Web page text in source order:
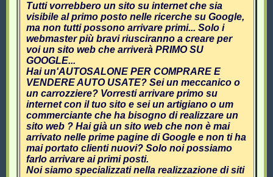
Tutti vorrebbero un sito su internet che sia
visibile al primo posto nelle ricerche su Google,
ma non tutti possono arrivare primi... Solo i
webmaster più bravi riusciranno a creare per
voi un sito web che arriverà PRIMO SU
GOOGLE...
Hai un'AUTOSALONE PER COMPRARE E
VENDERE AUTO USATE? Sei un meccanico o
un carrozziere? Vorresti arrivare primo su
internet con il tuo sito e sei un artigiano o um
commerciante che ha bisogno di realizzare un
sito web ? Hai già un sito web che non è mai
arrivato nelle prime pagine di Google e non ti ha
mai portato clienti nuovi? Solo noi possiamo
farlo arrivare ai primi posti.
Noi siamo specializzati nella realizzazione di siti